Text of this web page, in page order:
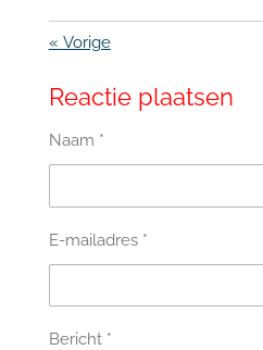
« Vorige
Reactie plaatsen
Naam *
E-mailadres *
Bericht *